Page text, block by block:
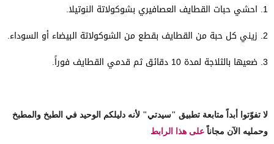
1. احشي حبات القطايف العصافيري بشوكولاتة النوتيلا.
2. زيني كل حبة من القطايف بقطع من الشوكولاتة البيضاء أو السوداء.
3. ضعيها بالثلاجة لمدة 10 دقائق ثم قدمي القطايف فوراً.
لا تفوّتوا أبداً متابعة تطبيق "سيدتي" لأنه دليلكم الوحيد في الطبخ والمطبخ
وحمليه الآن مجاناً على هذا الرابط